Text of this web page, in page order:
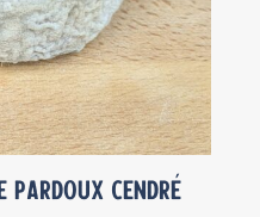
Pardoux Cendré